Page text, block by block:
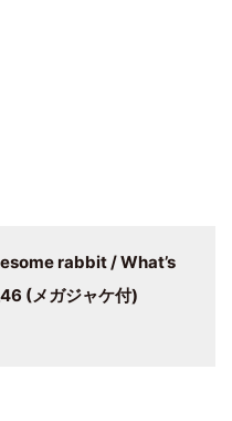
rabbit / What’s
(メガジャケ付)